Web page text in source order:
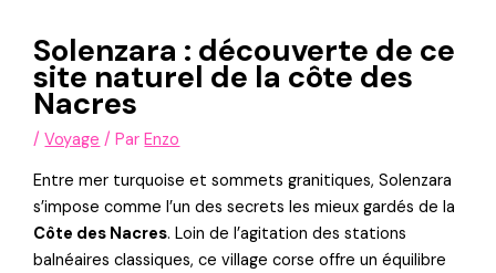
Solenzara : découverte de ce
site naturel de la côte des
Nacres
/Voyage / ParEnzo
Entre mer turquoise et sommets granitiques, Solenzara
s’impose comme l’un des secrets les mieux gardés de la
Côte des Nacres. Loin de l’agitation des stations
balnéaires classiques, ce village corse offre un équilibre